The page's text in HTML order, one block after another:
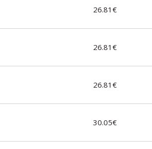
26.81€
26.81€
26.81€
30.05€